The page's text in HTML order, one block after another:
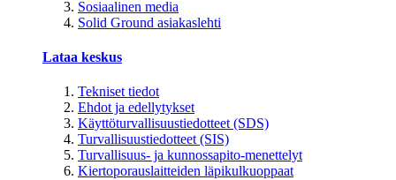
Sosiaalinen media
Solid Ground asiakaslehti
Lataa keskus
Tekniset tiedot
Ehdot ja edellytykset
Käyttöturvallisuustiedotteet (SDS)
Turvallisuustiedotteet (SIS)
Turvallisuus- ja kunnossapito-menettelyt
Kiertoporauslaitteiden läpikulkuoppaat